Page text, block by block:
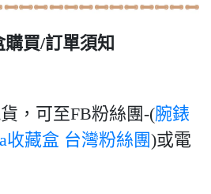
購買/訂單須知
，可至FB粉絲團-(腕錶
收藏盒 台灣粉絲團)或電